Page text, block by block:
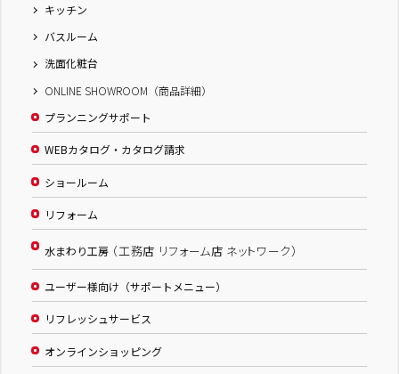
キッチン
バスルーム
洗面化粧台
ONLINE SHOWROOM（商品詳細）
プランニングサポート
WEBカタログ・カタログ請求
ショールーム
リフォーム
水まわり工房 （工務店 リフォーム店 ネットワーク）
ユーザー様向け（サポートメニュー）
リフレッシュサービス
オンラインショッピング